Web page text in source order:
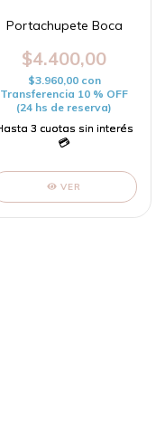
Portachupete Boca
$4.400,00
$3.960,00 con
Transferencia 10 % OFF
(24 hs de reserva)
VER